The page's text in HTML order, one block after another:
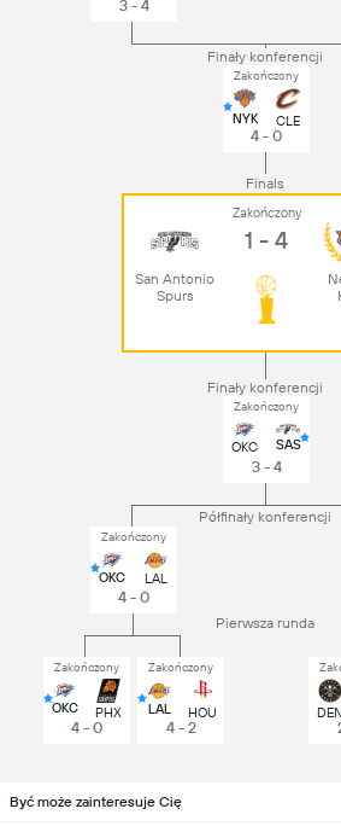
3 - 4
Finały konferencji
Zakończony
NYK CLE
4 - 0
Finals
San Antonio
Spurs
Zakończony
1 - 4
Pierwsza runda
Zakończony
OKC PHX
4 - 0
Zakończony
LAL HOU
4 - 2
DEN
Półfinały konferencji
Zakończony
OKC LAL
4 - 0
Finały konferencji
Zakończony
OKC SAS
3 - 4
Być może zainteresuje Cię